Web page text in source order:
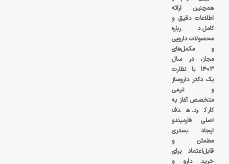
همچنین ارائه
اطلاعات دقیق و
کامل درباره
محصولات دارویی
و مکمل‌های
مجاز، در سال
۱۴۰۳ با نظارت
یک دکتر داروساز
و تیمی
متخصص آغاز به
کار کرد. هدف
اصلی فارمیندو
ایجاد بستری
مطمئن و
قابل‌اعتماد برای
خرید دارو و